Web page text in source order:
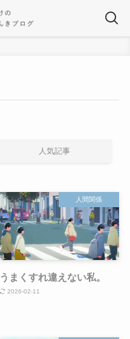
人気記事
人間関係
うまくすれ違えない私。
2026-02-11